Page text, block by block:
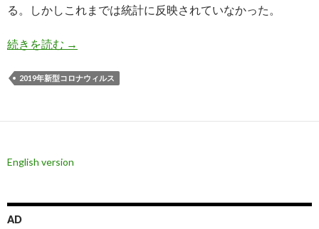
る。しかしこれまでは統計に反映されていなかった。
続きを読む 中国、「統計基準変更」で肺炎患者数1万人以
→
2019年新型コロナウィルス
English version
AD